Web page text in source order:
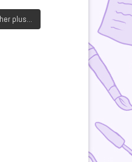
plus...